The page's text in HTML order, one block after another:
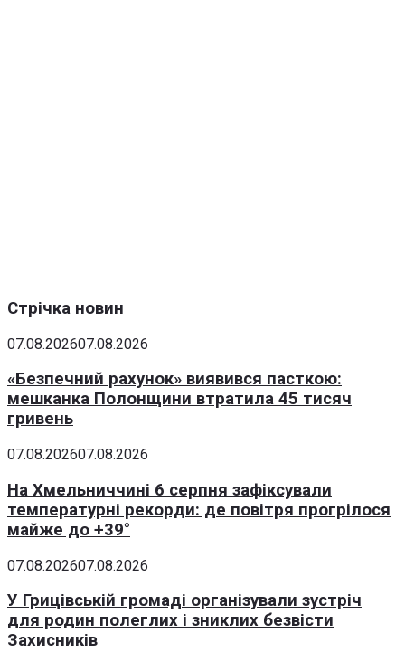
Стрічка новин
07.08.202607.08.2026
«Безпечний рахунок» виявився пасткою:
мешканка Полонщини втратила 45 тисяч
гривень
07.08.202607.08.2026
На Хмельниччині 6 серпня зафіксували
температурні рекорди: де повітря прогрілося
майже до +39°
07.08.202607.08.2026
У Грицівській громаді організували зустріч
для родин полеглих і зниклих безвісти
Захисників